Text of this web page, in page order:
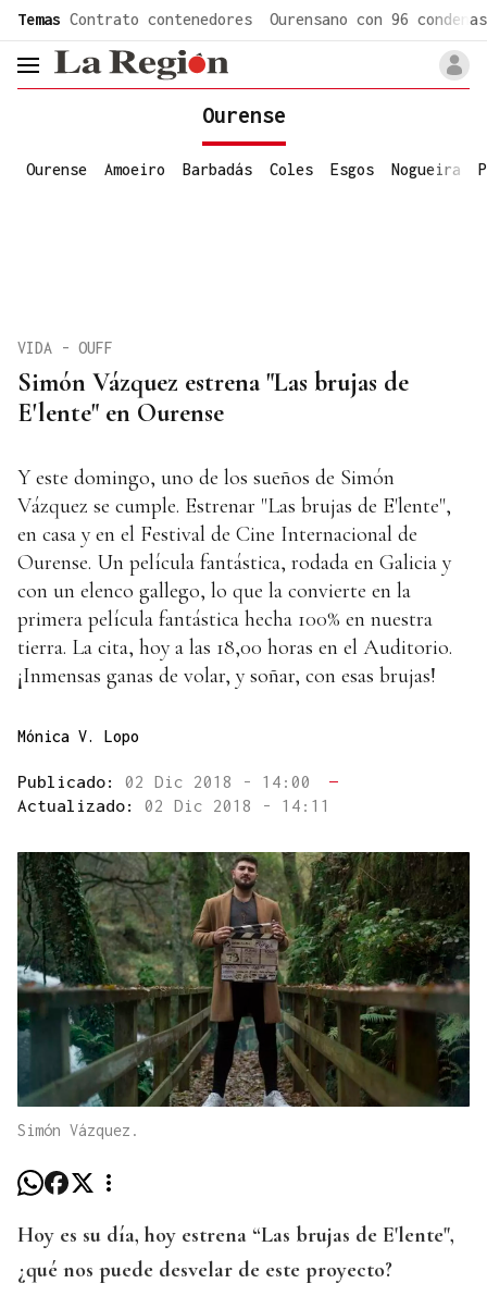
Temas Contrato contenedores Ourensano con 96 condenas
header.menu.open
Ourense
Ourense Amoeiro Barbadás Coles Esgos Nogueira
Simón Vázquez estrena "Las brujas de
E'lente" en Ourense
VIDA - OUFF
Y este domingo, uno de los sueños de Simón
Vázquez se cumple. Estrenar "Las brujas de E'lente",
en casa y en el Festival de Cine Internacional de
Ourense. Un película fantástica, rodada en Galicia y
con un elenco gallego, lo que la convierte en la
primera película fantástica hecha 100% en nuestra
tierra. La cita, hoy a las 18,00 horas en el Auditorio.
¡Inmensas ganas de volar, y soñar, con esas brujas!
Mónica V. Lopo
Publicado: 02 Dic 2018 - 14:00
—
Actualizado: 02 Dic 2018 - 14:11
Simón Vázquez.
Hoy es su día, hoy estrena “Las brujas de E'lente",
¿qué nos puede desvelar de este proyecto?